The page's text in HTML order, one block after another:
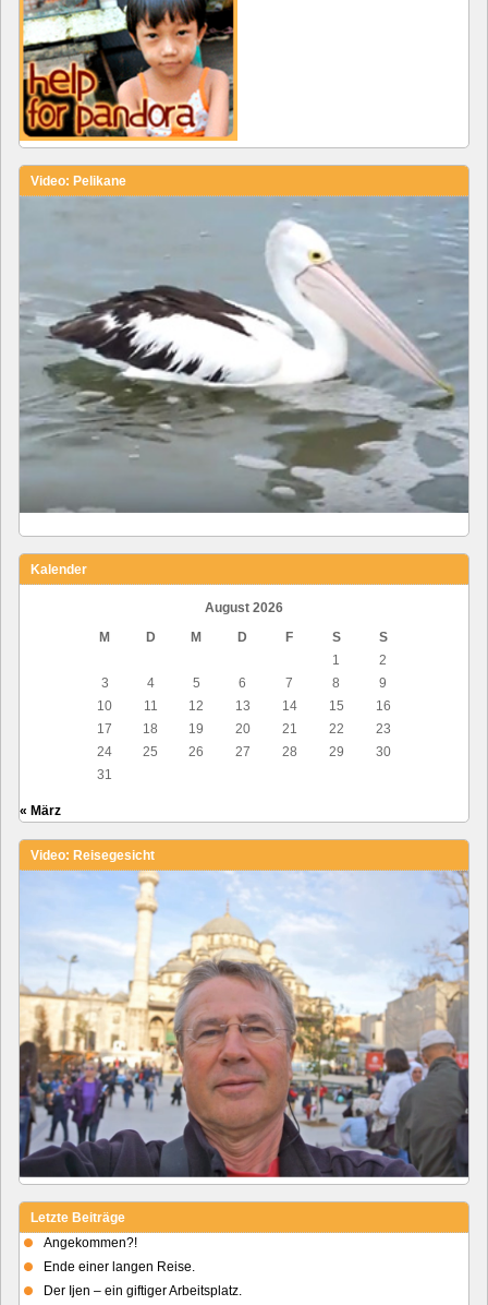
Video: Pelikane
Kalender
August 2026
M
D M D F S
S
1
2
3
4 5 6 7 8
9
10
11 12 13 14 15
16
17
18 19 20 21 22
23
24
25 26 27 28 29
30
31
« März
Video: Reisegesicht
Letzte Beiträge
Angekommen?!
Ende einer langen Reise.
Der Ijen – ein giftiger Arbeitsplatz.